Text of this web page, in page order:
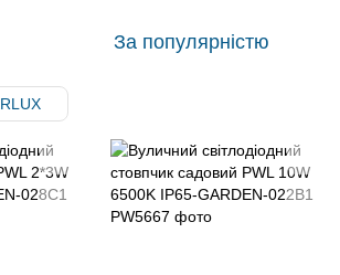
За популярністю